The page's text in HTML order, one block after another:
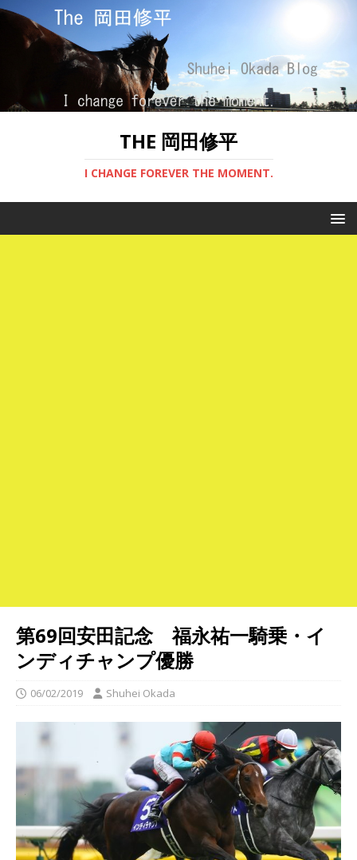
THE 岡田修平
I CHANGE FOREVER THE MOMENT.
第69回安田記念 福永祐一騎乗・イ
ンディチャンプ優勝
06/02/2019 Shuhei Okada